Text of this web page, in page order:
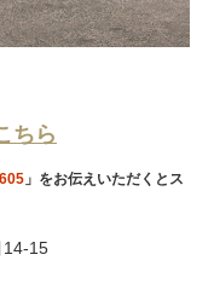
ちら
」をお伝えいただくとス
14-15